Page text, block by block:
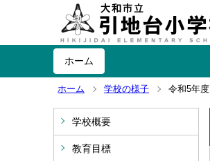
ホーム
ホーム 学校の様子 令和5年度
学校概要
教育目標